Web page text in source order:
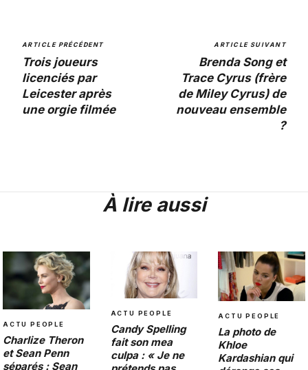
ARTICLE PRÉCÉDENT
Trois joueurs
licenciés par
Leicester après
une orgie filmée
ARTICLE SUIVANT
Brenda Song et
Trace Cyrus (frère
de Miley Cyrus) de
nouveau ensemble
?
À lire aussi
ACTU PEOPLE
Charlize Theron
et Sean Penn
séparés : Sean
ACTU PEOPLE
Candy Spelling
fait son mea
culpa : « Je ne
ACTU PEOPLE
La photo de
Khloe
Kardashian qui